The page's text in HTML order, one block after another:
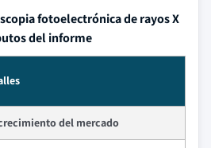
fotoelectrónica de rayos X
del informe
del mercado